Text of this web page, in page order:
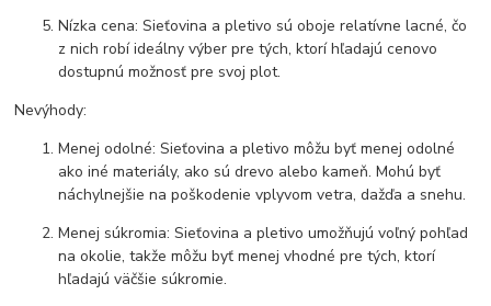
Nízka cena: Sieťovina a pletivo sú oboje relatívne lacné, čo
z nich robí ideálny výber pre tých, ktorí hľadajú cenovo
dostupnú možnosť pre svoj plot.
Nevýhody:
Menej odolné: Sieťovina a pletivo môžu byť menej odolné
ako iné materiály, ako sú drevo alebo kameň. Mohú byť
náchylnejšie na poškodenie vplyvom vetra, dažďa a snehu.
Menej súkromia: Sieťovina a pletivo umožňujú voľný pohľad
na okolie, takže môžu byť menej vhodné pre tých, ktorí
hľadajú väčšie súkromie.